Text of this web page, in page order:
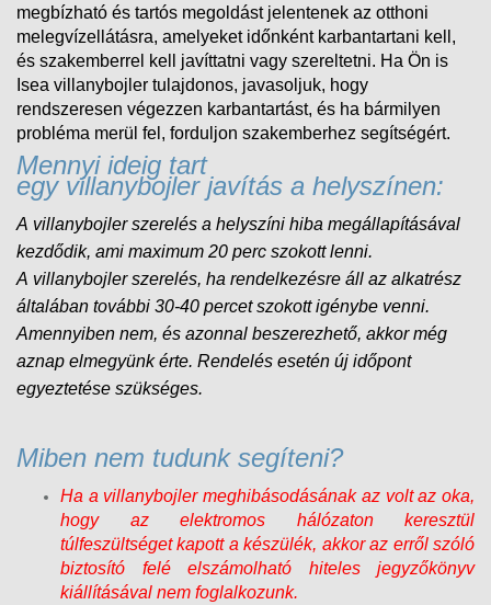
megbízható és tartós megoldást jelentenek az otthoni
melegvízellátásra, amelyeket időnként karbantartani kell,
és szakemberrel kell javíttatni vagy szereltetni. Ha Ön is
Isea villanybojler tulajdonos, javasoljuk, hogy
rendszeresen végezzen karbantartást, és ha bármilyen
probléma merül fel, forduljon szakemberhez segítségért.
Mennyi ideig tart
egy villanybojler javítás a helyszínen:
A villanybojler szerelés a helyszíni hiba megállapításával
kezdődik, ami maximum 20 perc szokott lenni.
A villanybojlerszerelés, ha rendelkezésre áll az alkatrész
általában további 30-40 percet szokott igénybe venni.
Amennyiben nem, és azonnal beszerezhető, akkor még
aznap elmegyünk érte. Rendelés esetén új időpont
egyeztetése szükséges.
Miben nem tudunk segíteni?
Ha a villanybojler meghibásodásának az volt az oka,
hogy az elektromos hálózaton keresztül
túlfeszültséget kapott a készülék, akkor az erről szóló
biztosító felé elszámolható hiteles jegyzőkönyv
kiállításával nem foglalkozunk.